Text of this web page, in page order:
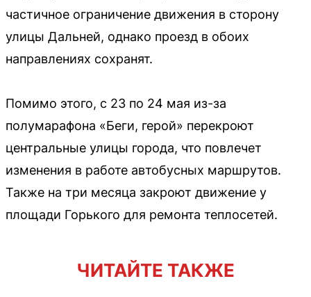
частичное ограничение движения в сторону
улицы Дальней, однако проезд в обоих
направлениях сохранят.
Помимо этого, с 23 по 24 мая из-за
полумарафона «Беги, герой» перекроют
центральные улицы города, что повлечет
изменения в работе автобусных маршрутов.
Также на три месяца закроют движение у
площади Горького для ремонта теплосетей.
ЧИТАЙТЕ ТАКЖЕ